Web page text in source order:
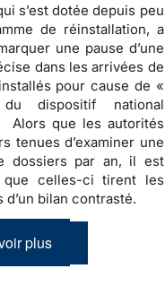
s’est dotée depuis peu
de réinstallation, a
une pause d’une
dans les arrivées de
pour cause de «
du dispositif national
Alors que les autorités
tenues d’examiner une
dossiers par an, il est
que celles-ci tirent les
bilan contrasté.
plus